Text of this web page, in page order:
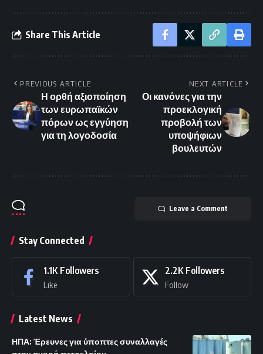
Share This Article
PREVIOUS ARTICLE
Η ορθή αξιοποίηση
των ευρωπαϊκών
πόρων ως εγγύηση
για τη λογοδοσία
NEXT ARTICLE
Οι κανόνες για την
προεκλογική
προβολή των
υποψήφιων
βουλευτών
Leave a Comment
Stay Connected
1.1K Followers
Like
2.2K Followers
Follow
Latest News
ΗΠΑ: Έρευνες για ύποπτες συναλλαγές